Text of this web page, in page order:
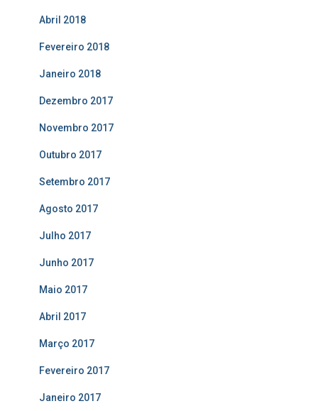
Abril 2018
Fevereiro 2018
Janeiro 2018
Dezembro 2017
Novembro 2017
Outubro 2017
Setembro 2017
Agosto 2017
Julho 2017
Junho 2017
Maio 2017
Abril 2017
Março 2017
Fevereiro 2017
Janeiro 2017